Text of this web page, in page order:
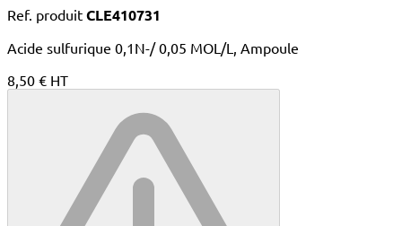
Ref. produit CLE410731
Acide sulfurique 0,1N-/ 0,05 MOL/L, Ampoule
8,50 € HT